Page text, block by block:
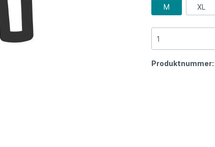
M XL
Produktnummer: